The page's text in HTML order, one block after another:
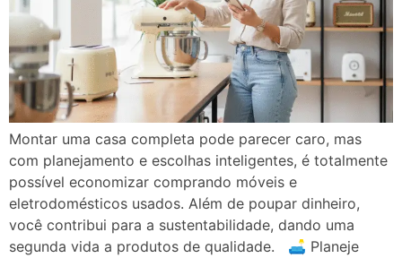
Montar uma casa completa pode parecer caro, mas
com planejamento e escolhas inteligentes, é totalmente
possível economizar comprando móveis e
eletrodomésticos usados. Além de poupar dinheiro,
você contribui para a sustentabilidade, dando uma
segunda vida a produtos de qualidade. 🛋️ Planeje